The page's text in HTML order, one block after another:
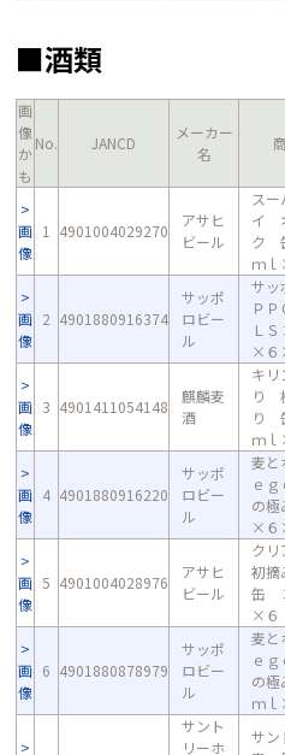
■酒類
画
像
か
も
No. JANCD
メーカー
名
画
像
1 4901004029270
アサヒ
ビール
スー
イ
ク
ｍ
画
像
2 4901880916374
サッポ
ロビー
ル
サ
Ｐ
Ｌ
×６
画
像
3 4901411054148
麒麟麦
酒
キ
り
り
ｍ
画
像
4 4901880916220
サッポ
ロビー
ル
麦と
ｅ
の極
×６
画
像
5 4901004028976
アサヒ
ビール
ク
初
缶
×６
画
像
6 4901880878979
サッポ
ロビー
ル
麦と
ｅ
の極
ｍ
サント
リーホ
サ